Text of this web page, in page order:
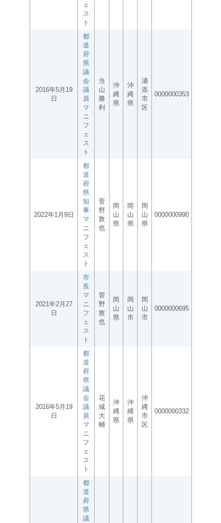
ェ
ス
ト
2016年5月19
日
都
道
府
県
議
会
議
員
マ
ニ
フ
ェ
ス
ト
当
山
勝
利
沖
縄
県
沖
縄
県
浦
添
市
区
0000000353
2022年1月9日
都
道
府
県
知
事
マ
ニ
フ
ェ
ス
ト
菅
野
敦
也
岡
山
県
岡
山
県
岡
山
県
0000000990
2021年2月27
日
市
長
マ
ニ
フ
ェ
ス
ト
菅
野
敦
也
岡
山
県
岡
山
市
岡
山
市
0000000695
2016年5月19
日
都
道
府
県
議
会
議
員
マ
ニ
フ
ェ
ス
ト
花
城
大
輔
沖
縄
県
沖
縄
県
沖
縄
市
区
0000000332
都
道
府
県
議